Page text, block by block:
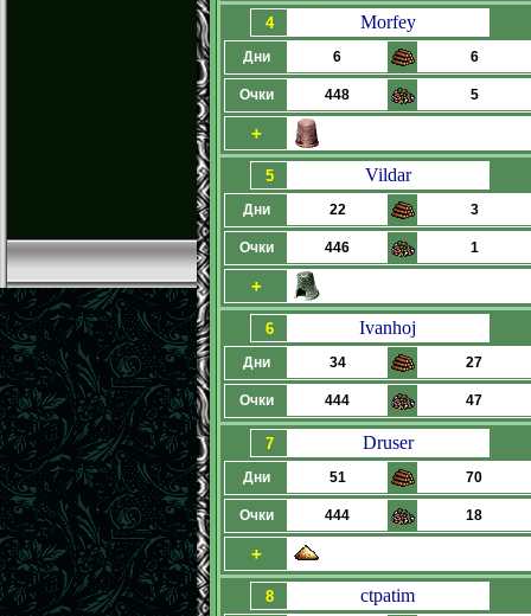
4 Morfey
Дни 6 6
Очки 448 5
+
5 Vildar
Дни 22 3
Очки 446 1
+
6 Ivanhoj
Дни 34 27
Очки 444 47
7 Druser
Дни 51 70
Очки 444 18
+
8 ctpatim